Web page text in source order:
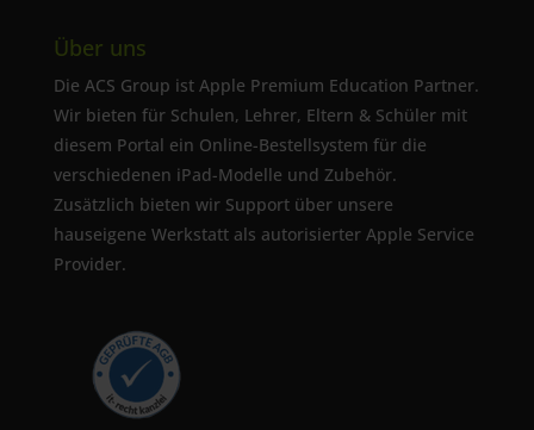
Über uns
Die ACS Group ist Apple Premium Education Partner.
Wir bieten für Schulen, Lehrer, Eltern & Schüler mit
diesem Portal ein Online-Bestellsystem für die
verschiedenen iPad-Modelle und Zubehör.
Zusätzlich bieten wir Support über unsere
hauseigene Werkstatt als autorisierter Apple Service
Provider.